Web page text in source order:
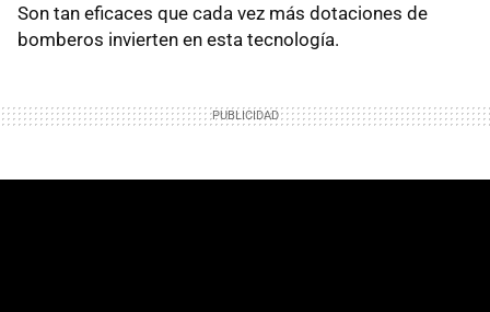
Son tan eficaces que cada vez más dotaciones de
bomberos invierten en esta tecnología.